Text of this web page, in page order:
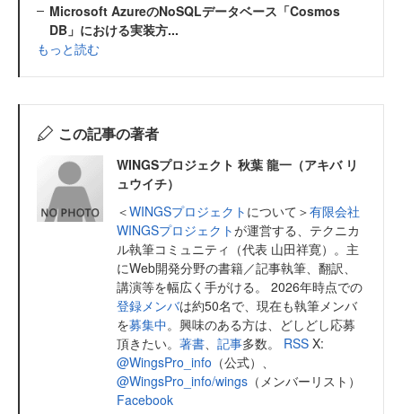
Microsoft AzureのNoSQLデータベース「Cosmos
DB」における実装方...
もっと読む
この記事の著者
WINGSプロジェクト 秋葉 龍一（アキバ リ
ュウイチ）
＜WINGSプロジェクト について＞有限会社
WINGSプロジェクトが運営する、テクニカ
ル執筆コミュニティ（代表 山田祥寛）。主
にWeb開発分野の書籍／記事執筆、翻訳、
講演等を幅広く手がける。 2026年時点での
登録メンバは約50名で、現在も執筆メンバ
を募集中。興味のある方は、どしどし応募
頂きたい。 著書 記事多数。 RSS X:
@WingsPro_info （公式）、
@WingsPro_info/wings （メンバーリスト）
Facebook